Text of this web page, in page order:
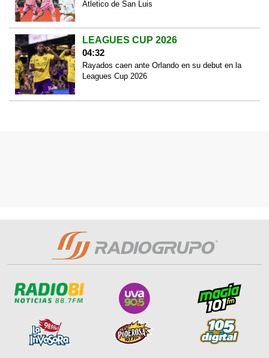
Atletico de San Luis
LEAGUES CUP 2026
04:32
Rayados caen ante Orlando en su debut en la
Leagues Cup 2026